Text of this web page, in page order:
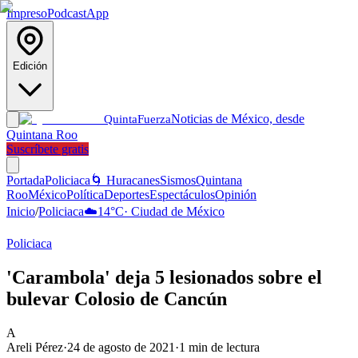
ImpresoPodcastApp
Edición
QuintaFuerzaNoticias de México, desde
Quintana Roo
Suscríbete gratis
PortadaPoliciaca 🌀 HuracanesSismosQuintana
RooMéxicoPolíticaDeportesEspectáculosOpinión
Inicio/Policiaca☁️14°C· Ciudad de México
Policiaca
'Carambola' deja 5 lesionados sobre el
bulevar Colosio de Cancún
A
Areli Pérez·24 de agosto de 2021 ·1 min de lectura